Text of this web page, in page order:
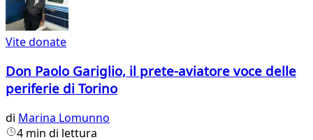
Vite donate
Don Paolo Gariglio, il prete-aviatore voce delle
periferie di Torino
di Marina Lomunno
4 min di lettura